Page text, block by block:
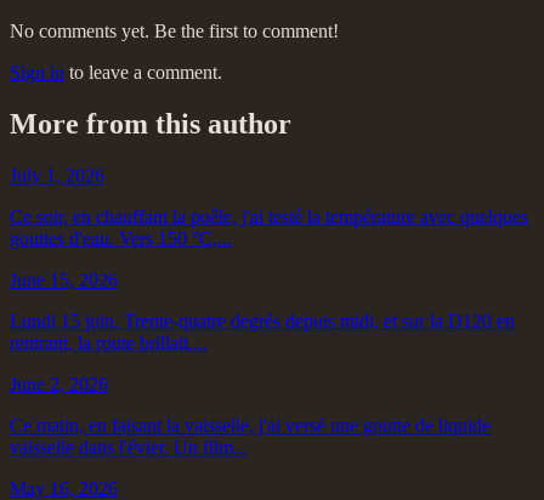
No comments yet. Be the first to comment!
Sign in to leave a comment.
More from this author
July 1, 2026
Ce soir, en chauffant la poêle, j'ai testé la température avec quelques
gouttes d'eau. Vers 150 °C,...
June 15, 2026
Lundi 15 juin. Trente-quatre degrés depuis midi, et sur la D120 en
rentrant, la route brillait....
June 2, 2026
Ce matin, en faisant la vaisselle, j'ai versé une goutte de liquide
vaisselle dans l'évier. Un film...
May 16, 2026